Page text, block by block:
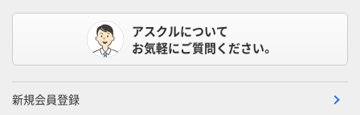
アスクルについて
お気軽にご質問ください。
新規会員登録